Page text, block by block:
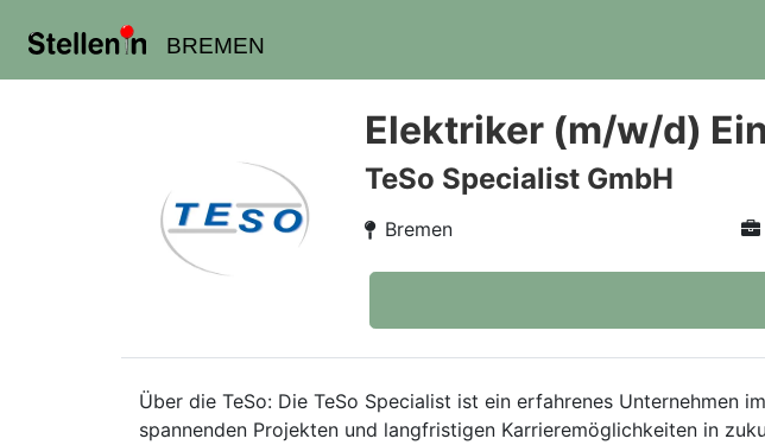
BREMEN
Elektriker (m/w/d)
TeSo Specialist GmbH
Bremen
Über die TeSo: Die TeSo Specialist ist ein erfahrenes Unternehmen
spannenden Projekten und langfristigen Karrieremöglichkeiten in